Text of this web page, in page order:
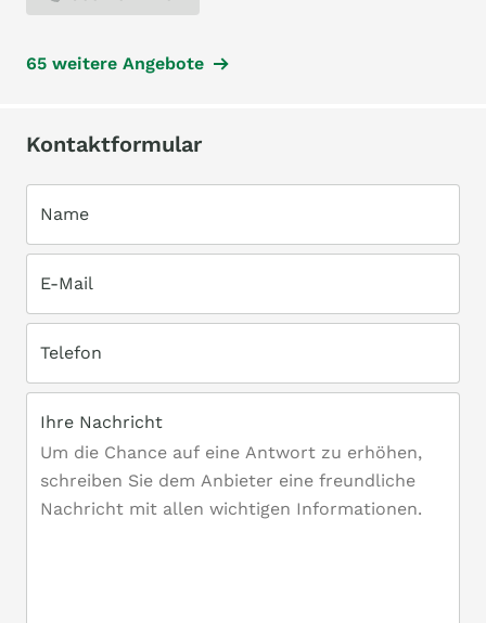
65 weitere Angebote
Kontaktformular
Name
E-Mail
Telefon
Ihre Nachricht